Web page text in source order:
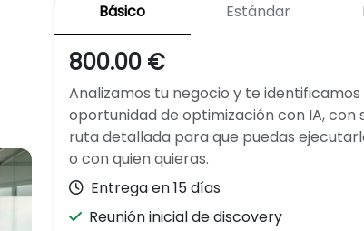
Básico Estándar
800.00 €
Analizamos tu negocio y te identificamos
oportunidad de optimización con IA, con
ruta detallada para que puedas
o con quien quieras.
Entrega en 15 días
Reunión inicial de discovery